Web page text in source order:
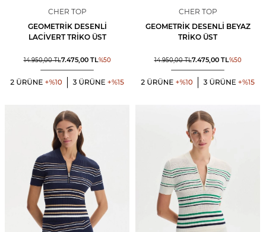
CHER TOP
GEOMETRIK DESENLI
LACIVERT TRIKO ÜST
14.950,00TL7.475,00TL%50
CHER TOP
GEOMETRIK DESENLI BEYAZ
TRIKO ÜST
14.950,00TL7.475,00TL%50